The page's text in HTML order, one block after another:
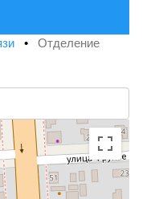
• Отделение